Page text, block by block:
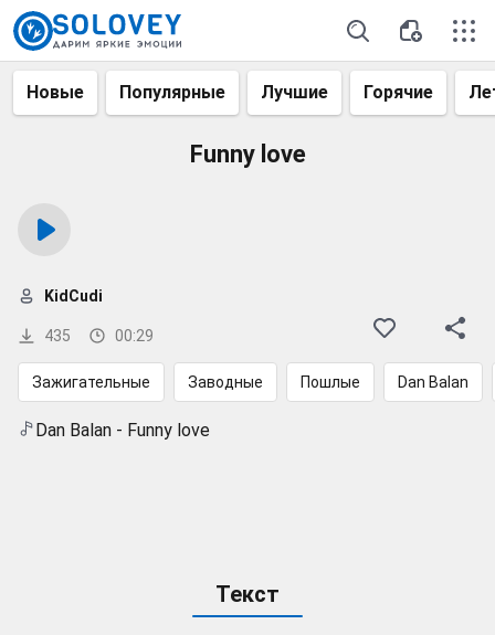
Новые Популярные Лучшие Горячие
Funny love
435 00:29
KidCudi
Зажигательные Заводные Пошлые Dan Balan
Dan Balan - Funny love
Текст